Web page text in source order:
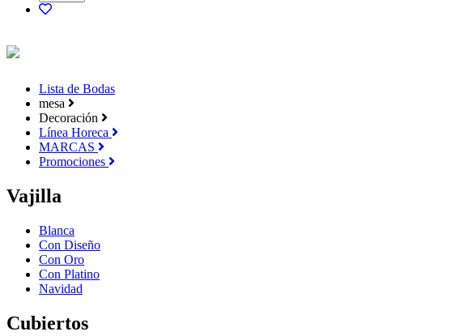
Lista de Bodas
mesa
Decoración
Línea Horeca
MARCAS
Promociones
Vajilla
Blanca
Con Diseño
Con Oro
Con Platino
Navidad
Cubiertos